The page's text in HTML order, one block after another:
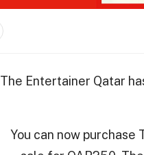
The Entertainer Qatar
You can now purchase